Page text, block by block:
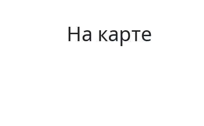
На карте